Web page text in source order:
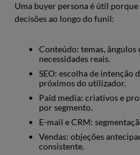
Uma buyer persona é útil
decisões ao longo do funil:
Conteúdo: temas, ângulos
necessidades reais.
SEO: escolha de intenção
próximos do utilizador.
Paid media: criativos e
por segmento.
E-mail e CRM:
Vendas: objeções
consistente.